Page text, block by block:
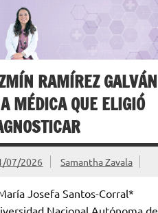
RAMÍREZ GALVÁN
MÉDICA QUE ELIGIÓ
07/2026 Samantha Zavala
Josefa Santos-Corral*
Nacional Autónoma de